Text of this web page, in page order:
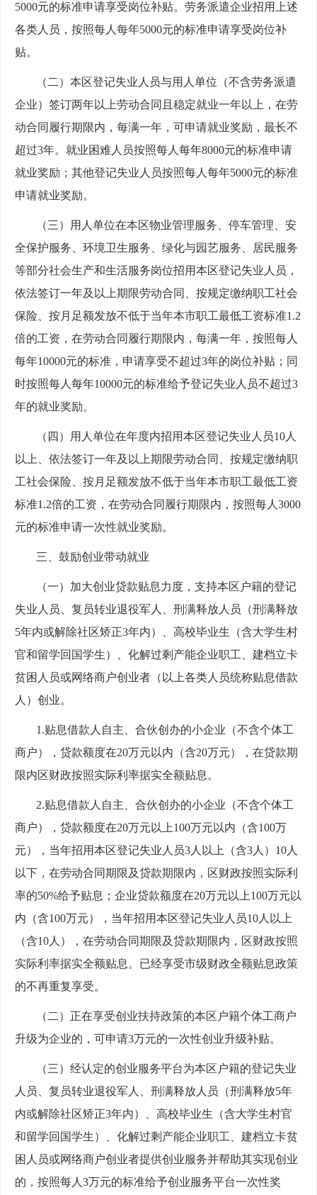
5000元的标准申请享受岗位补贴。劳务派遣企业招用上述
各类人员，按照每人每年5000元的标准申请享受岗位补
贴。
（二）本区登记失业人员与用人单位（不含劳务派遣
企业）签订两年以上劳动合同且稳定就业一年以上，在劳
动合同履行期限内，每满一年，可申请就业奖励，最长不
超过3年。就业困难人员按照每人每年8000元的标准申请
就业奖励；其他登记失业人员按照每人每年5000元的标准
申请就业奖励。
（三）用人单位在本区物业管理服务、停车管理、安
全保护服务、环境卫生服务、绿化与园艺服务、居民服务
等部分社会生产和生活服务岗位招用本区登记失业人员，
依法签订一年及以上期限劳动合同、按规定缴纳职工社会
保险、按月足额发放不低于当年本市职工最低工资标准1.2
倍的工资，在劳动合同履行期限内，每满一年，按照每人
每年10000元的标准，申请享受不超过3年的岗位补贴；同
时按照每人每年10000元的标准给予登记失业人员不超过3
年的就业奖励。
（四）用人单位在年度内招用本区登记失业人员10人
以上、依法签订一年及以上期限劳动合同、按规定缴纳职
工社会保险、按月足额发放不低于当年本市职工最低工资
标准1.2倍的工资，在劳动合同履行期限内，按照每人3000
元的标准申请一次性就业奖励。
三、鼓励创业带动就业
（一）加大创业贷款贴息力度，支持本区户籍的登记
失业人员、复员转业退役军人、刑满释放人员（刑满释放
5年内或解除社区矫正3年内）、高校毕业生（含大学生村
官和留学回国学生）、化解过剩产能企业职工、建档立卡
贫困人员或网络商户创业者（以上各类人员统称贴息借款
人）创业。
1.贴息借款人自主、合伙创办的小企业（不含个体工
商户），贷款额度在20万元以内（含20万元），在贷款期
限内区财政按照实际利率据实全额贴息。
2.贴息借款人自主、合伙创办的小企业（不含个体工
商户），贷款额度在20万元以上100万元以内（含100万
元），当年招用本区登记失业人员3人以上（含3人）10人
以下，在劳动合同期限及贷款期限内，区财政按照实际利
率的50%给予贴息；企业贷款额度在20万元以上100万元以
内（含100万元），当年招用本区登记失业人员10人以上
（含10人），在劳动合同期限及贷款期限内，区财政按照
实际利率据实全额贴息。已经享受市级财政全额贴息政策
的不再重复享受。
（二）正在享受创业扶持政策的本区户籍个体工商户
升级为企业的，可申请3万元的一次性创业升级补贴。
（三）经认定的创业服务平台为本区户籍的登记失业
人员、复员转业退役军人、刑满释放人员（刑满释放5年
内或解除社区矫正3年内）、高校毕业生（含大学生村官
和留学回国学生）、化解过剩产能企业职工、建档立卡贫
困人员或网络商户创业者提供创业服务并帮助其实现创业
的，按照每人3万元的标准给予创业服务平台一次性奖